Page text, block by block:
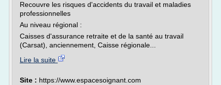
Recouvre les risques d'accidents du travail et maladies
professionnelles
Au niveau régional :
Caisses d'assurance retraite et de la santé au travail
(Carsat), anciennement, Caisse régionale...
Lire la suite
Site : https://www.espacesoignant.com